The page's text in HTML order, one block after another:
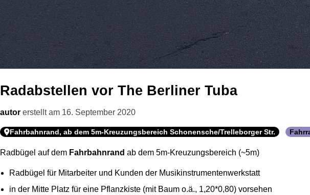
Radabstellen vor The Berliner Tuba
autor erstellt am 16. September 2020
Fahrbahnrand, ab dem 5m-Kreuzungsbereich Schonensche/Trelleborger Str.
Radbügel auf dem Fahrbahnrand ab dem 5m-Kreuzungsbereich (~5m)
Radbügel für Mitarbeiter und Kunden der Musikinstrumentenwerkstatt
in der Mitte Platz für eine Pflanzkiste (mit Baum o.ä., 1,20*0,80) vorsehen